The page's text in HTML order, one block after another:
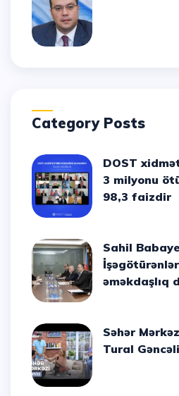
Category Posts
DOST xidmətlərinə müraciətlər
3 milyonu
98,3 faizdir
Sahil Babayev və Beynəlxalq
əməkdaşlıq
Səhər Mərkəzi – Roza Zərgərli,
Tural